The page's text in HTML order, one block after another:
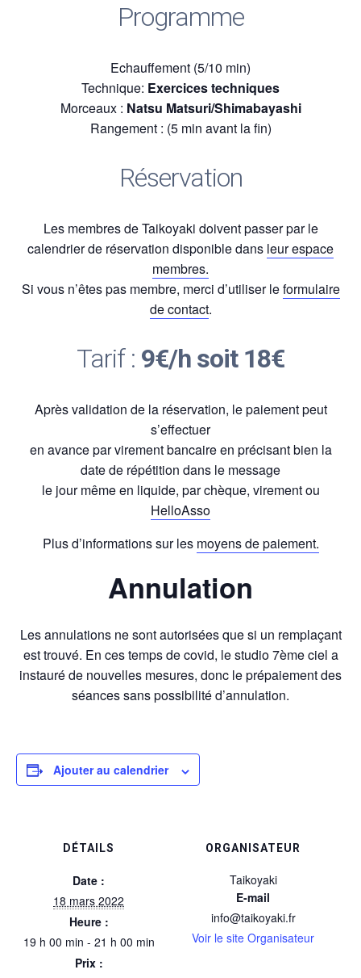
Programme
Echauffement (5/10 min)
Technique: Exercices techniques
Morceaux : Natsu Matsuri/Shimabayashi
Rangement : (5 min avant la fin)
Réservation
Les membres de Taikoyaki doivent passer par le
calendrier de réservation disponible dans leur espace
membres.
Si vous n’êtes pas membre, merci d’utiliser leformulaire
de contact.
Tarif : 9€/h soit 18€
Après validation de la réservation, le paiement peut
s’effectuer
en avance par virement bancaire en précisant bien la
date de répétition dans le message
le jour même en liquide, par chèque, virement ou
HelloAsso
Plus d’informations sur les moyens de paiement.
Annulation
Les annulations ne sont autorisées que si un remplaçant
est trouvé. En ces temps de covid, le studio 7ème ciel a
instauré de nouvelles mesures, donc le prépaiement des
séances sans possibilité d’annulation.
Ajouter au calendrier
DÉTAILS
Date :
18 mars 2022
Heure :
19 h 00 min - 21 h 00 min
Prix :
ORGANISATEUR
Taikoyaki
E-mail
info@taikoyaki.fr
Voir le site Organisateur